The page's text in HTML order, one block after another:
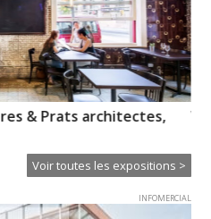
& Prats architectes,
Voir toutes les expositions >
INFOMERCIAL